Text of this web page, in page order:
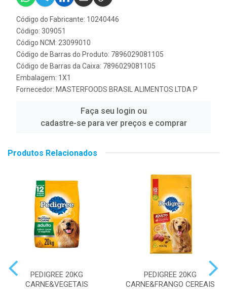
Código do Fabricante: 10240446
Código: 309051
Código NCM: 23099010
Código de Barras do Produto: 7896029081105
Código de Barras da Caixa: 7896029081105
Embalagem: 1X1
Fornecedor: MASTERFOODS BRASIL ALIMENTOS LTDA P
Faça seu login ou
cadastre-se para ver preços e comprar
Produtos Relacionados
PEDIGREE 20KG
CARNE&VEGETAIS
PEDIGREE 20KG
CARNE&FRANGO CEREAIS